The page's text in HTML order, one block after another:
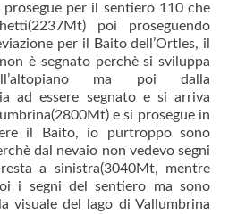
prosegue per il sentiero 110 che
poi proseguendo
per il Baito dell’Ortles, il
è segnato perchè si sviluppa
ma poi dalla
ad essere segnato e si arriva
e si prosegue in
il Baito, io purtroppo sono
dal nevaio non vedevo segni
a sinistra(3040Mt, mentre
i segni del sentiero ma sono
visuale del lago di Vallumbrina